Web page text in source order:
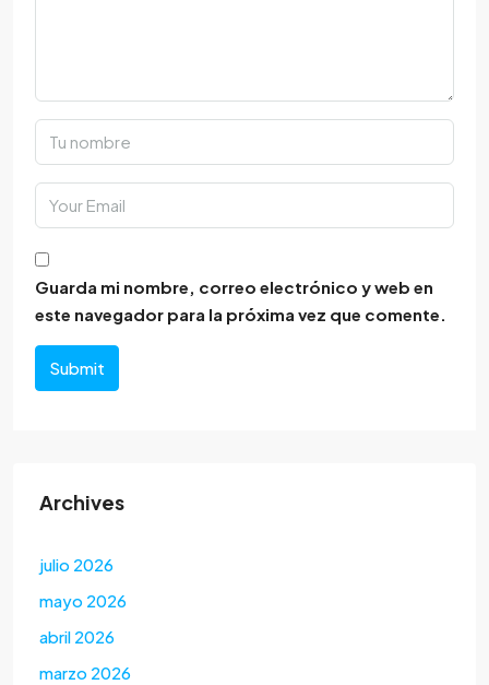
Guarda mi nombre, correo electrónico y web en
este navegador para la próxima vez que comente.
Submit
Archives
julio 2026
mayo 2026
abril 2026
marzo 2026